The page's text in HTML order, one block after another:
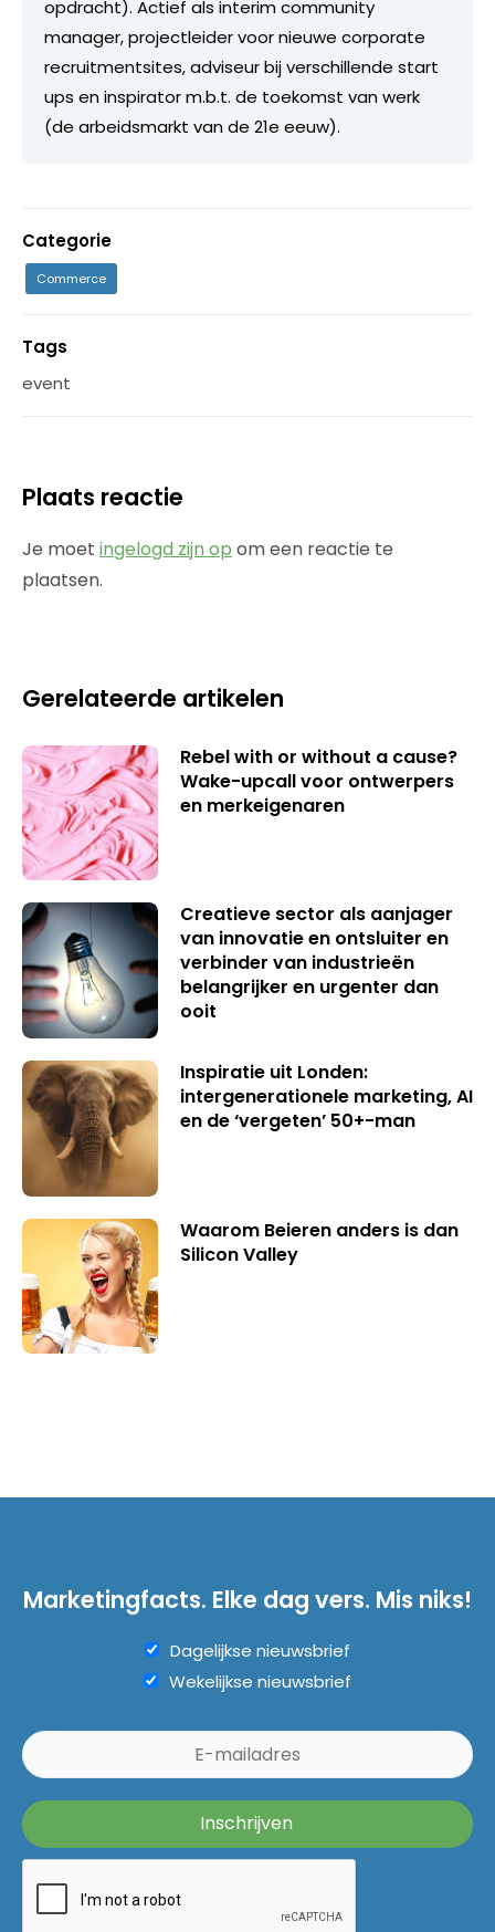
opdracht). Actief als interim community
manager, projectleider voor nieuwe corporate
recruitmentsites, adviseur bij verschillende start
ups en inspirator m.b.t. de toekomst van werk
(de arbeidsmarkt van de 21e eeuw).
Categorie
Commerce
Tags
event
Plaats reactie
Je moet ingelogd zijn op om een reactie te
plaatsen.
Gerelateerde artikelen
Rebel with or without a cause?
Wake-upcall voor ontwerpers
en merkeigenaren
Creatieve sector als aanjager
van innovatie en ontsluiter en
verbinder van industrieën
belangrijker en urgenter dan
ooit
Inspiratie uit Londen:
intergenerationele marketing, AI
en de ‘vergeten’ 50+-man
Waarom Beieren anders is dan
Silicon Valley
Marketingfacts. Elke dag vers. Mis niks!
Dagelijkse nieuwsbrief
Wekelijkse nieuwsbrief